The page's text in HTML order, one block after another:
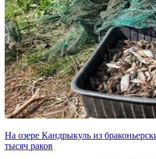
На озере Кандрыкуль из
тысяч раков